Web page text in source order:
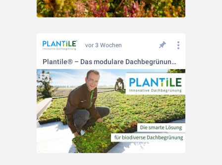
vor 3 Wochen
Plantile® – Das modulare Dachbegrünungssystem für nachhaltige Gebäude